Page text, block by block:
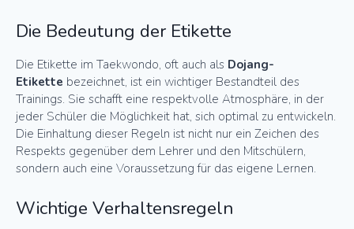
Die Bedeutung der Etikette
Die Etikette im Taekwondo, oft auch als Dojang-
Etikette bezeichnet, ist ein wichtiger Bestandteil des
Trainings. Sie schafft eine respektvolle Atmosphäre, in der
jeder Schüler die Möglichkeit hat, sich optimal zu entwickeln.
Die Einhaltung dieser Regeln ist nicht nur ein Zeichen des
Respekts gegenüber dem Lehrer und den Mitschülern,
sondern auch eine Voraussetzung für das eigene Lernen.
Wichtige Verhaltensregeln